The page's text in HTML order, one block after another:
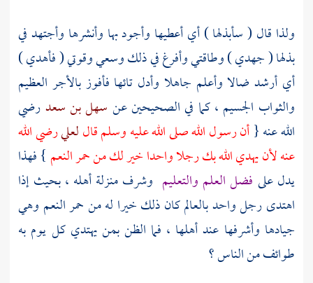
ولذا قال ( سأبذلها ) أي أعطيها وأجود بها وأنشرها وأجتهد في
بذلها ( جهدي ) وطاقتي وأفرغ في ذلك وسعي وقوتي ( فأهدي )
أي أرشد ضالا وأعلم جاهلا وأدل تائها فأفوز بالأجر العظيم
والثواب الجسيم ، كما في الصحيحين عن سهل بن سعدرضي
الله عنه {أن رسول الله صلى الله عليه وسلم قاللعليرضي الله
عنه لأن يهدي الله بك رجلا واحدا خير لك من حمر النعم } فهذا
يدل على فضل العلم والتعليم وشرف منزلة أهله ، بحيث إذا
اهتدى رجل واحد بالعالم كان ذلك خيرا له من حمر النعم وهي
جيادها وأشرفها عند أهلها ، فما الظن بمن يهتدي كل يوم به
طوائف من الناس ؟